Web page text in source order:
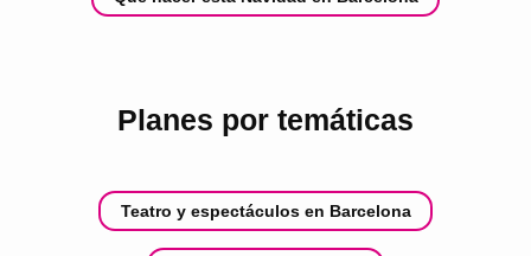
Planes por temáticas
Teatro y espectáculos en Barcelona